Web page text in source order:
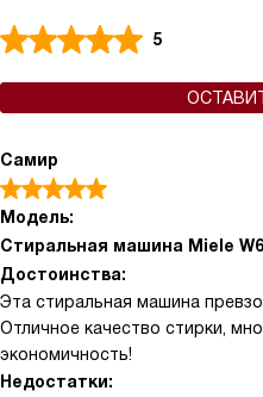
5
Самир
Модель:
Стиральная машина Miele
Достоинства:
Эта стиральная машина
Отличное качество стирки,
экономичность!
Недостатки: